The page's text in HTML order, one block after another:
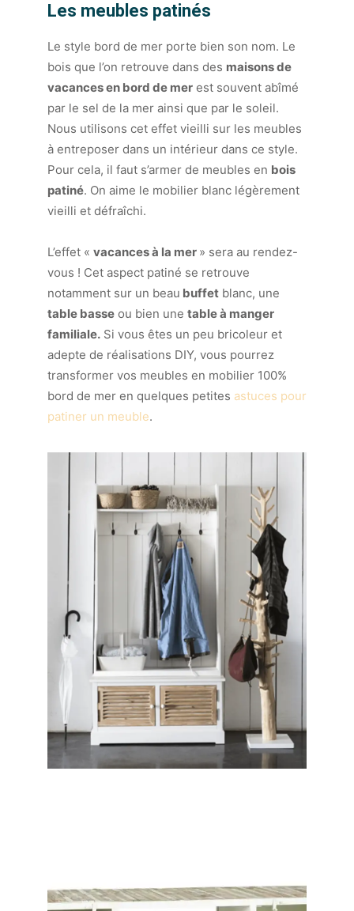
Les meubles patinés
Le style bord de mer porte bien son nom. Le
bois que l’on retrouve dans des maisons de
vacances en bord de mer est souvent abîmé
par le sel de la mer ainsi que par le soleil.
Nous utilisons cet effet vieilli sur les meubles
à entreposer dans un intérieur dans ce style.
Pour cela, il faut s’armer de meubles en bois
patiné. On aime le mobilier blanc légèrement
vieilli et défraîchi.
L’effet « vacances à la mer » sera au rendez-
vous ! Cet aspect patiné se retrouve
notamment sur un beau buffet blanc, une
table basse ou bien une table à manger
familiale. Si vous êtes un peu bricoleur et
adepte de réalisations DIY, vous pourrez
transformer vos meubles en mobilier 100%
bord de mer en quelques petites astuces pour
patiner un meuble.